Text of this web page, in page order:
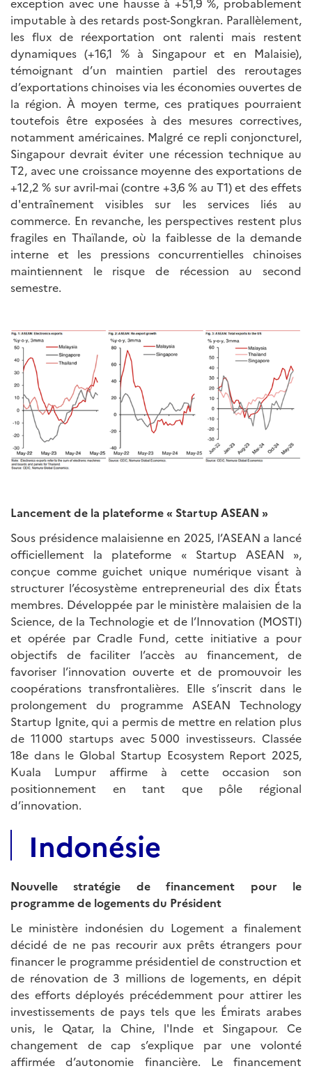
imputable à des retards post-Songkran. Parallèlement,
les flux de réexportation ont ralenti mais restent
dynamiques (+16,1 % à Singapour et en Malaisie),
témoignant d’un maintien partiel des reroutages
d’exportations chinoises via les économies ouvertes de
la région. À moyen terme, ces pratiques pourraient
toutefois être exposées à des mesures correctives,
notamment américaines. Malgré ce repli conjoncturel,
Singapour devrait éviter une récession technique au
T2, avec une croissance moyenne des exportations de
+12,2 % sur avril-mai (contre +3,6 % au T1) et des effets
d'entraînement visibles sur les services liés au
commerce. En revanche, les perspectives restent plus
fragiles en Thaïlande, où la faiblesse de la demande
interne et les pressions concurrentielles chinoises
maintiennent le risque de récession au second
semestre.
Lancement de la plateforme « Startup ASEAN »
Sous présidence malaisienne en 2025, l’ASEAN a lancé
officiellement la plateforme « Startup ASEAN »,
conçue comme guichet unique numérique visant à
structurer l’écosystème entrepreneurial des dix États
membres. Développée par le ministère malaisien de la
Science, de la Technologie et de l’Innovation (MOSTI)
et opérée par Cradle Fund, cette initiative a pour
objectifs de faciliter l’accès au financement, de
favoriser l’innovation ouverte et de promouvoir les
coopérations transfrontalières. Elle s’inscrit dans le
prolongement du programme ASEAN Technology
Startup Ignite, qui a permis de mettre en relation plus
de 11 000 startups avec 5 000 investisseurs. Classée
18e dans le Global Startup Ecosystem Report 2025,
Kuala Lumpur affirme à cette occasion son
positionnement en tant que pôle régional
d’innovation.
Indonésie
Nouvelle stratégie de financement pour le
programme de logements du Président
Le ministère indonésien du Logement a finalement
décidé de ne pas recourir aux prêts étrangers pour
financer le programme présidentiel de construction et
de rénovation de 3 millions de logements, en dépit
des efforts déployés précédemment pour attirer les
investissements de pays tels que les Émirats arabes
unis, le Qatar, la Chine, l'Inde et Singapour. Ce
changement de cap s’explique par une volonté
affirmée d’autonomie financière. Le financement